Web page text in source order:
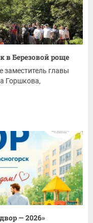
в Березовой роще
заместитель главы
Горшкова,
— 2026»